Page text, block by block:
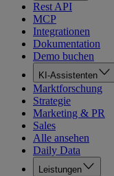
Rest API
MCP
Integrationen
Dokumentation
Demo buchen
KI-Assistenten
Marktforschung
Strategie
Marketing & PR
Sales
Alle ansehen
Daily Data
Leistungen